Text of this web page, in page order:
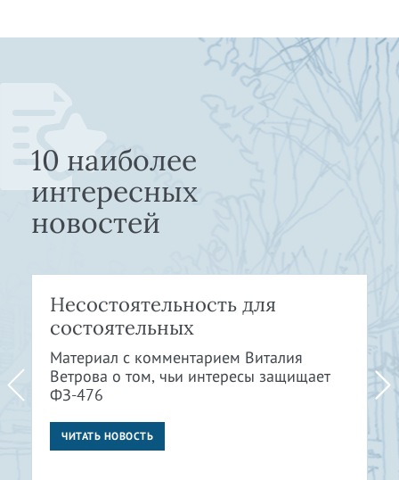
10 наиболее
интересных
новостей
Несостоятельность для
состоятельных
Материал с комментарием Виталия
Ветрова о том, чьи интересы защищает
ФЗ-476
ЧИТАТЬ НОВОСТЬ